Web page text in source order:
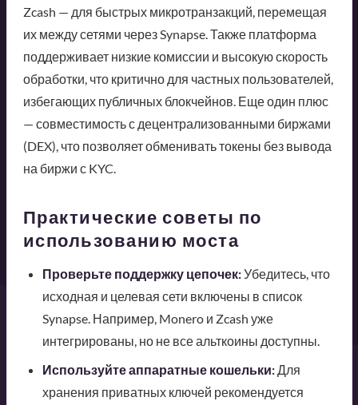
Zcash — для быстрых микротранзакций, перемещая
их между сетями через Synapse. Также платформа
поддерживает низкие комиссии и высокую скорость
обработки, что критично для частных пользователей,
избегающих публичных блокчейнов. Еще один плюс
— совместимость с децентрализованными биржами
(DEX), что позволяет обменивать токены без вывода
на биржи с KYC.
Практические советы по
использованию моста
Проверьте поддержку цепочек:Убедитесь, что
исходная и целевая сети включены в список
Synapse. Например, Monero и Zcash уже
интегрированы, но не все альткоины доступны.
Используйте аппаратные кошельки:Для
хранения приватных ключей рекомендуется